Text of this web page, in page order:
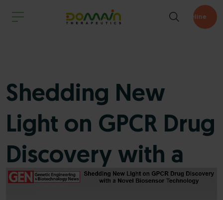
Pipeline
Shedding New
Light on GPCR Drug
Discovery with a
Novel Biosensor
Video
Player